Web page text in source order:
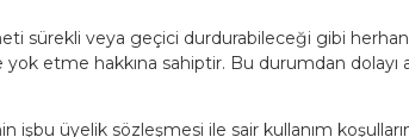
sürekli veya geçici durdurabileceği gibi
etme hakkına sahiptir. Bu durumdan
üyelik sözleşmesi ile sair kullanım